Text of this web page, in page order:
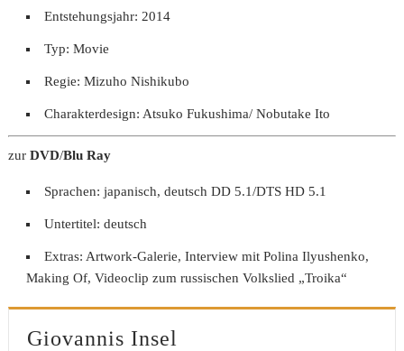
Entstehungsjahr: 2014
Typ: Movie
Regie: Mizuho Nishikubo
Charakterdesign: Atsuko Fukushima/ Nobutake Ito
zurDVD/Blu Ray
Sprachen: japanisch, deutsch DD 5.1/DTS HD 5.1
Untertitel: deutsch
Extras: Artwork-Galerie, Interview mit Polina Ilyushenko,
Making Of, Videoclip zum russischen Volkslied „Troika“
Giovannis Insel